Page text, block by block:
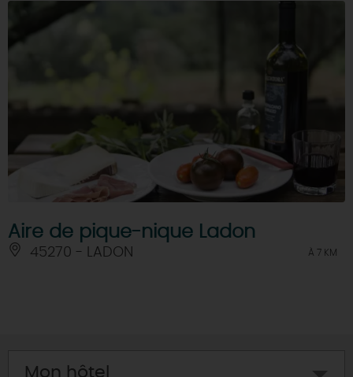
Aire de pique-nique Ladon
45270 - LADON À 7 KM
Mon hôtel